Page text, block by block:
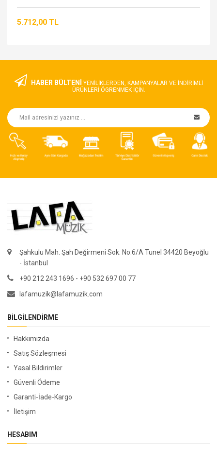
5.712,00 TL
HABER BÜLTENİ YENILIKLERDEN, KAMPANYALAR VE INDIRIMLI
ÜRÜNLERI ÖGRENMEK IÇIN.
Şahkulu Mah. Şah Değirmeni Sok. No:6/A Tunel 34420 Beyoğlu
- İstanbul
+90 212 243 1696 - +90 532 697 00 77
lafamuzik@lafamuzik.com
BILGILENDIRME
Hakkımızda
Satış Sözleşmesi
Yasal Bildirimler
Güvenli Ödeme
Garanti-İade-Kargo
İletişim
HESABIM